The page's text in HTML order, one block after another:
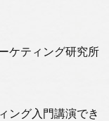
ケティング研究所
ング入門講演でき